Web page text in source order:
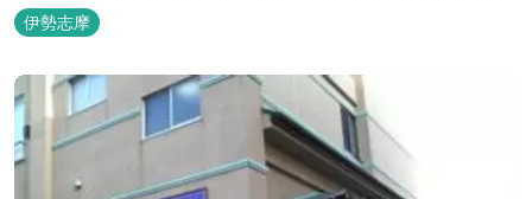
へ、ようきたなあ」。鳥羽市の南端「相差(おうさつ)」は太平洋に
面したみなと町。相差の海は、おいしい海産物、海女さん、美しい
千鳥ヶ浜、海に浮く富士山、水平線に昇る朝陽といった自然に恵ま
れた「しあわせの海」です。...
伊勢志摩